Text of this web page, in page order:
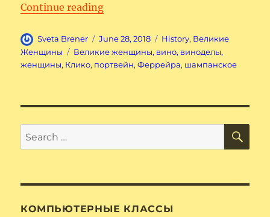
Continue reading“Великие женщины-
Author
Sveta Brener
Posted
on
June 28, 2018 Categories
History, Великие
Женщины
Tags
Великие женщины, вино, виноделы,
женщины, Клико, портвейн,Феррейра, шампанское
Search
for:
КОМПЬЮТЕРНЫЕ КЛАССЫ